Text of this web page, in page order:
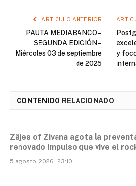
ARTICULO ANTERIOR
PAUTA MEDIABANCO –
SEGUNDA EDICIÓN –
Miércoles 03 de septiembre
de 2025
y
CONTENIDO RELACIONADO
Zäjes of Zivana agota la
renovado impulso que vive el
5 agosto, 2026 - 23:10